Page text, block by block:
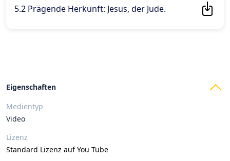
5.2 Prägende Herkunft: Jesus, der Jude.
Eigenschaften
Medientyp
Video
Lizenz
Standard Lizenz auf You Tube